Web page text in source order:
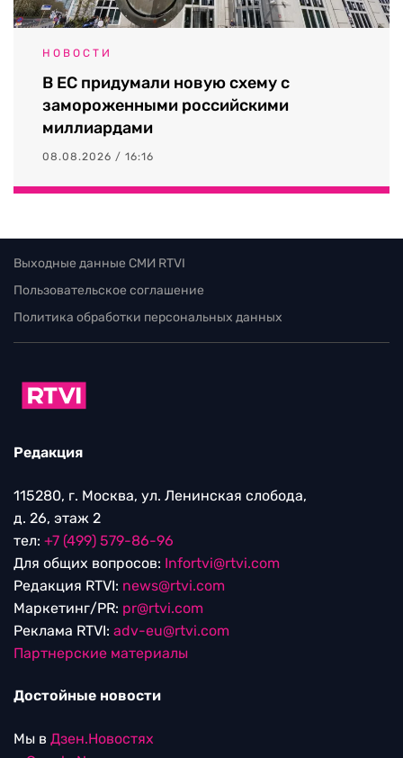
НОВОСТИ
В ЕС придумали новую схему с
замороженными российскими
миллиардами
08.08.2026 / 16:16
Выходные данные СМИ RTVI
Пользовательское соглашение
Политика обработки персональных данных
Редакция
115280, г. Москва, ул. Ленинская слобода,
д. 26, этаж 2
тел: +7 (499) 579-86-96
Для общих вопросов: Infortvi@rtvi.com
Редакция RTVI: news@rtvi.com
Маркетинг/PR: pr@rtvi.com
Реклама RTVI: adv-eu@rtvi.com
Партнерские материалы
Достойные новости
Мы в Дзен.Новостях